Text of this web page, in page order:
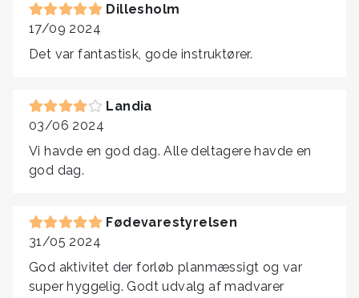
Dillesholm
17/09 2024
Det var fantastisk, gode instruktører.
Landia
03/06 2024
Vi havde en god dag. Alle deltagere havde en
god dag.
Fødevarestyrelsen
31/05 2024
God aktivitet der forløb planmæssigt og var
super hyggelig. Godt udvalg af madvarer